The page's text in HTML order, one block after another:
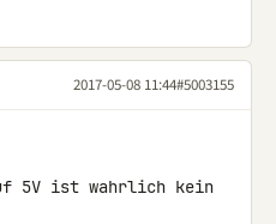
2017-05-08 11:44#5003155
5V ist wahrlich kein